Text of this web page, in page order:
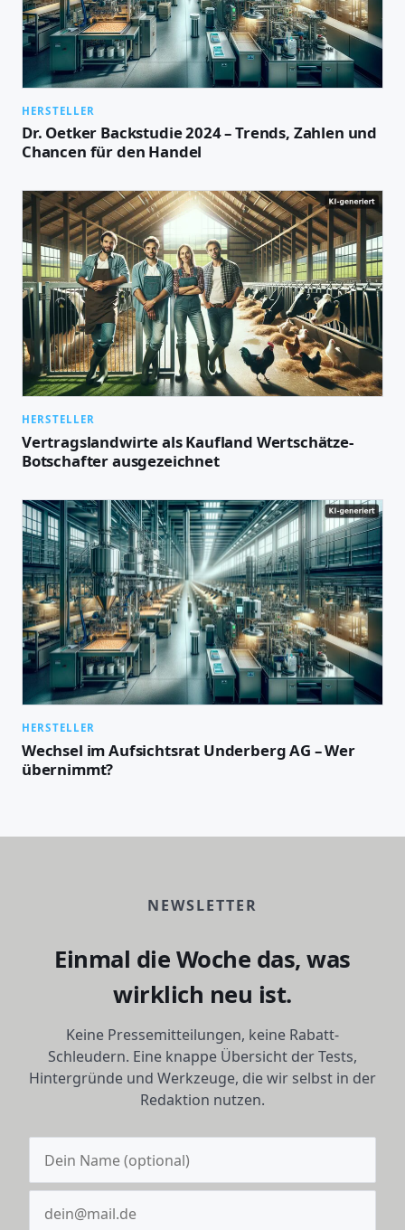
HERSTELLER
Dr. Oetker Backstudie 2024 – Trends, Zahlen und
Chancen für den Handel
HERSTELLER
Vertragslandwirte als Kaufland Wertschätze-
Botschafter ausgezeichnet
HERSTELLER
Wechsel im Aufsichtsrat Underberg AG – Wer
übernimmt?
NEWSLETTER
Einmal die Woche das, was
wirklich neu ist.
Keine Pressemitteilungen, keine Rabatt-
Schleudern. Eine knappe Übersicht der Tests,
Hintergründe und Werkzeuge, die wir selbst in der
Redaktion nutzen.